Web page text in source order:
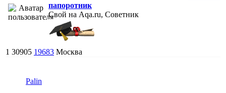
папоротник
Свой на Aqa.ru, Советник
1 30905 19683 Москва
Palin